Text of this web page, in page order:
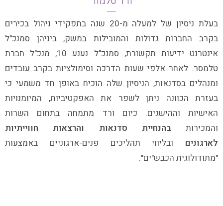
בעלת ניסיון של למעלה מ-20 שנה בתפקידי ניהול בכירים
בקרב החברות גדולות והמובילות במשק, ביניהן סמנכ"ל
אינטרנט ידיעות תקשורת, סמנכ"ל נענע 10, מנכ"ל חברת
טלמסר. לאחר אלפי שעות הדרכה וסימולציות בקרב עובדים
ומנהלים בסדנאות, הניסיון שלה הוכיח באופן חד משמעי כי
בעזרת הכוונה ניתן לשפר את האפקטיביות, המיומנויות
האישיות וההישגים. כיום ורד מתמחה בתחום השרות
והמכירותבהנחיית סדנאות והרצאות חווייתיות
לארגונים ובליווי תהליכים פנים-ארגוניים באמצעות
"מתודולוגית הכבש"ים".